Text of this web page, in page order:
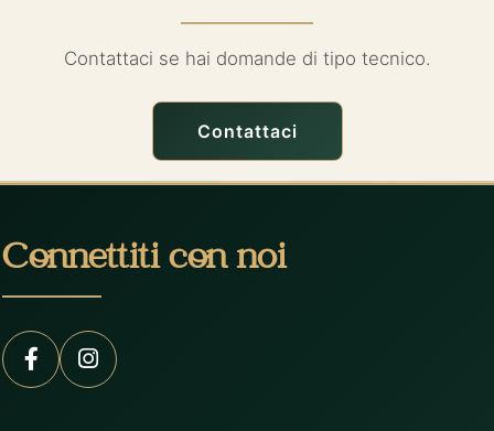
Contattaci se hai domande di tipo tecnico.
Contattaci
Connettiti con noi